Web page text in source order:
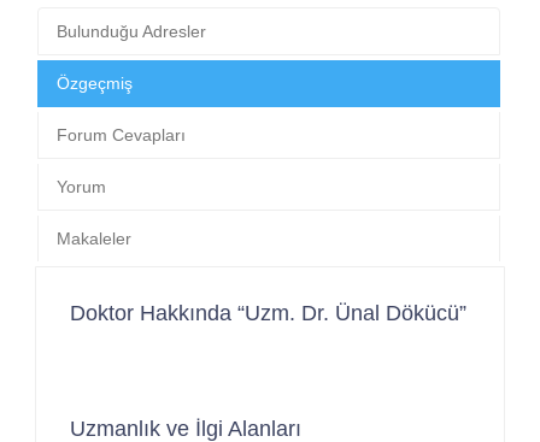
Bulunduğu Adresler
Özgeçmiş
Forum Cevapları
Yorum
Makaleler
Doktor Hakkında “Uzm. Dr. Ünal Dökücü”
Uzmanlık ve İlgi Alanları